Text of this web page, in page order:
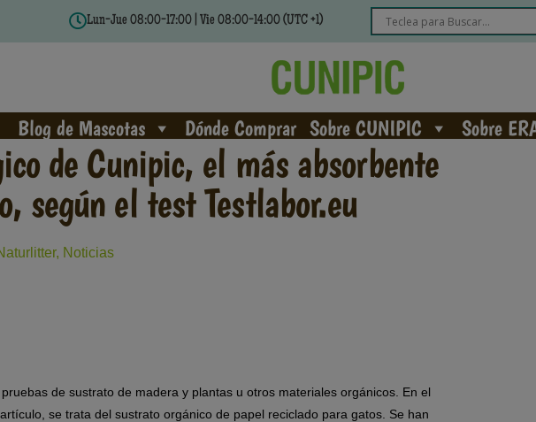
Lun-Jue 08:00-17:00 | Vie 08:00-14:00 (UTC +1)
Blog de Mascotas Dónde Comprar Sobre CUNIPIC Sobre
de Cunipic, el más absorbente
según el test Testlabor.eu
, Noticias
de sustrato de madera y plantas u otros materiales orgánicos. En el
se trata del sustrato orgánico de papel reciclado para gatos. Se han